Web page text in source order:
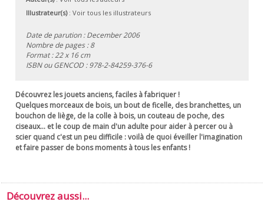
Illustrateur(s): Voir tous les illustrateurs
Date de parution : December 2006
Nombre de pages : 8
Format : 22 x 16 cm
ISBN ou GENCOD :978-2-84259-376-6
Découvrez les jouets anciens, faciles à fabriquer !
Quelques morceaux de bois, un bout de ficelle, des branchettes, un
bouchon de liège, de la colle à bois, un couteau de poche, des
ciseaux... et le coup de main d'un adulte pour aider à percer ou à
scier quand c'est un peu difficile : voilà de quoi éveiller l'imagination
et faire passer de bons moments à tous les enfants !
Découvrez aussi...